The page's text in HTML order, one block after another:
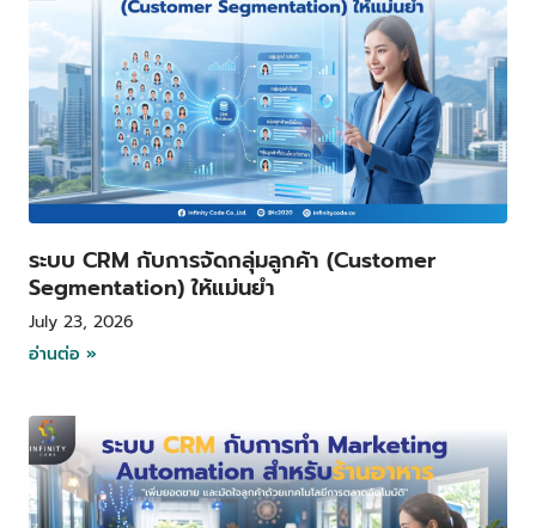
ระบบ CRM กับการจัดกลุ่มลูกค้า (Customer
Segmentation) ให้แม่นยำ
July 23, 2026
อ่านต่อ »